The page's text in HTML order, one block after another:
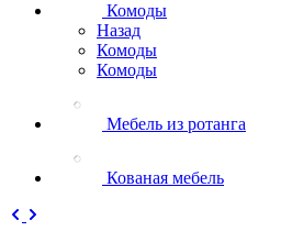
Комоды
Назад
Комоды
Комоды
Мебель из ротанга
Кованая мебель